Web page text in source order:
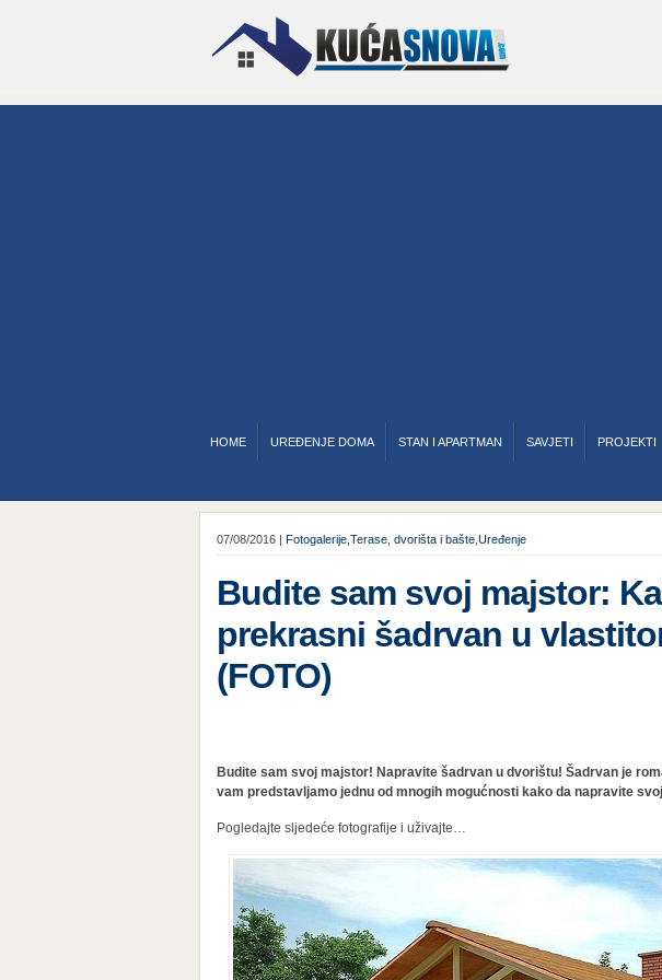
HOME UREĐENJE DOMA STAN I APARTMAN SAVJETI PROJEKTI
07/08/2016 | Fotogalerije Terase, dvorišta i bašte Uređenje
Budite sam svoj majstor:
prekrasni šadrvan u
(FOTO)
Budite sam svoj majstor! Napravite šadrvan u dvorištu! Šadrvan je
vam predstavljamo jednu od mnogih mogućnosti kako da napravite
Pogledajte sljedeće fotografije i uživajte…